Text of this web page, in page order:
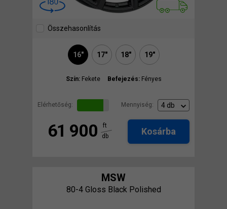
Összehasonlítás
16" 17" 18" 19"
Szín: Fekete Befejezés: Fényes
Elérhetőség: Mennyiség:
61 900
ft
db
Kosárba
MSW
80-4 Gloss Black Polished